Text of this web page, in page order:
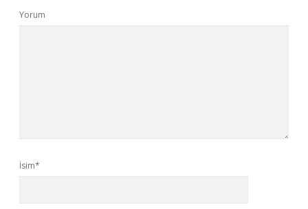
Yorum
İsim*